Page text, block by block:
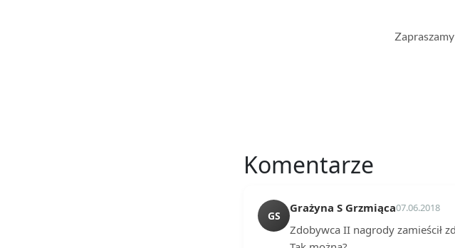
Komentarze
GS
Grażyna S Grzmiąca07.06.2018
Zdobywca II nagrody zamieścił